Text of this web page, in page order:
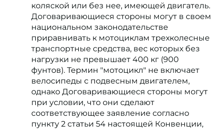
коляской или без нее, имеющей двигатель.
Договаривающиеся стороны могут в своем
национальном законодательстве
приравнивать к мотоциклам трехколесные
транспортные средства, вес которых без
нагрузки не превышает 400 кг (900
фунтов). Термин "мотоцикл" не включает
велосипеды с подвесным двигателем,
однако Договаривающиеся стороны могут
при условии, что они сделают
соответствующее заявление согласно
пункту 2 статьи 54 настоящей Конвенции,